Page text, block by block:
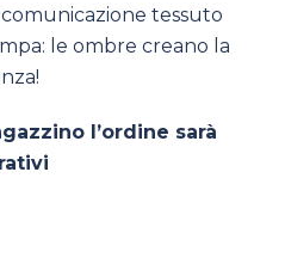
tessuto
le ombre creano la
l’ordine sarà